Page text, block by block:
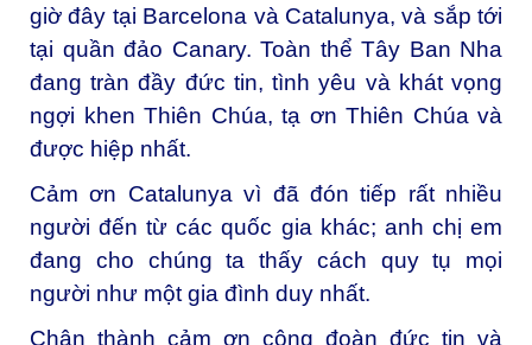
giờ đây tại Barcelona và Catalunya, và sắp tới
tại quần đảo Canary. Toàn thể Tây Ban Nha
đang tràn đầy đức tin, tình yêu và khát vọng
ngợi khen Thiên Chúa, tạ ơn Thiên Chúa và
được hiệp nhất.
Cảm ơn Catalunya vì đã đón tiếp rất nhiều
người đến từ các quốc gia khác; anh chị em
đang cho chúng ta thấy cách quy tụ mọi
người như một gia đình duy nhất.
Chân thành cảm ơn cộng đoàn đức tin và